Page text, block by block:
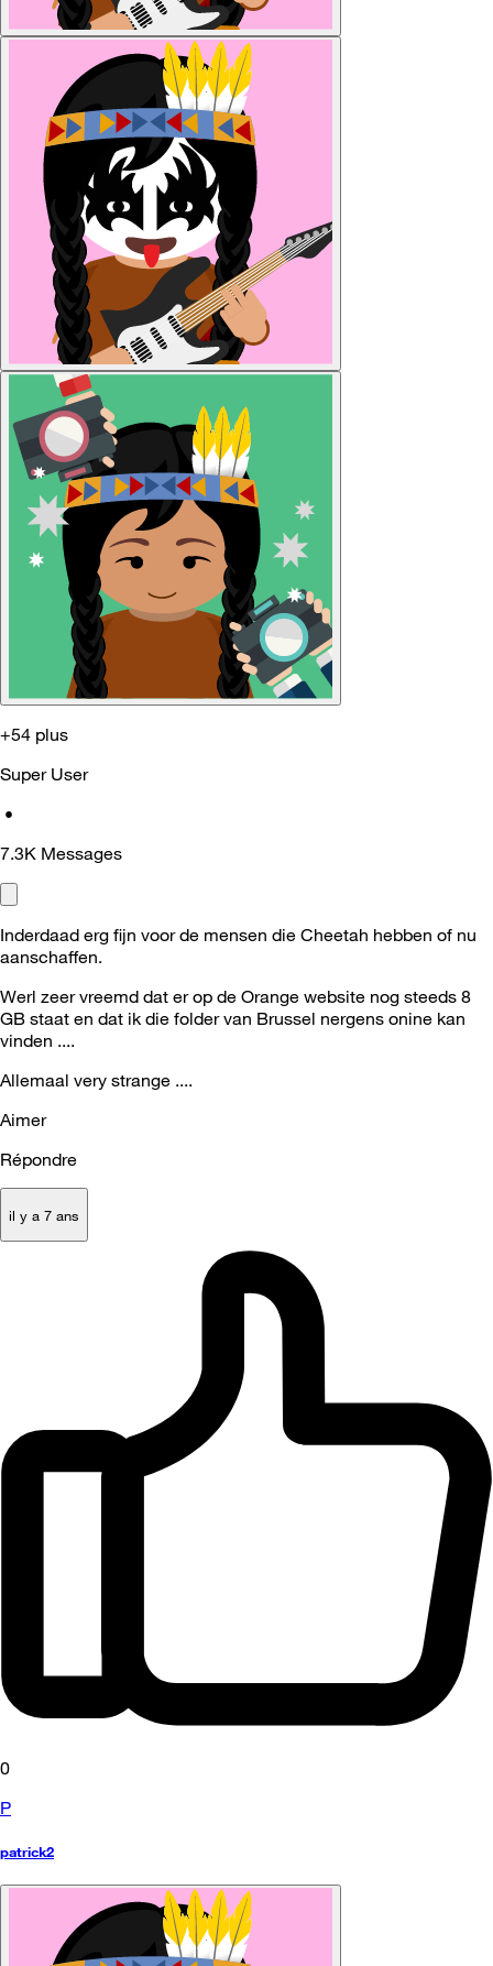
+54 plus
Super User
•
7.3K Messages
Inderdaad erg fijn voor de mensen die Cheetah hebben of nu
aanschaffen.
Werl zeer vreemd dat er op de Orange website nog steeds 8
GB staat en dat ik die folder van Brussel nergens onine kan
vinden ....
Allemaal very strange ....
Aimer
Répondre
il y a 7 ans
0
P
patrick2